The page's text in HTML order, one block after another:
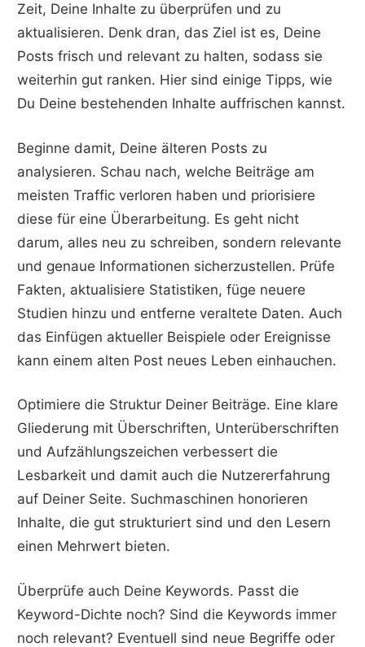
Zeit, Deine Inhalte zu überprüfen und zu
aktualisieren. Denk dran, das Ziel ist es, Deine
Posts frisch und relevant zu halten, sodass sie
weiterhin gut ranken. Hier sind einige Tipps, wie
Du Deine bestehenden Inhalte auffrischen kannst.
Beginne damit, Deine älteren Posts zu
analysieren. Schau nach, welche Beiträge am
meisten Traffic verloren haben und priorisiere
diese für eine Überarbeitung. Es geht nicht
darum, alles neu zu schreiben, sondern relevante
und genaue Informationen sicherzustellen. Prüfe
Fakten, aktualisiere Statistiken, füge neuere
Studien hinzu und entferne veraltete Daten. Auch
das Einfügen aktueller Beispiele oder Ereignisse
kann einem alten Post neues Leben einhauchen.
Optimiere die Struktur Deiner Beiträge. Eine klare
Gliederung mit Überschriften, Unterüberschriften
und Aufzählungszeichen verbessert die
Lesbarkeit und damit auch die Nutzererfahrung
auf Deiner Seite. Suchmaschinen honorieren
Inhalte, die gut strukturiert sind und den Lesern
einen Mehrwert bieten.
Überprüfe auch Deine Keywords. Passt die
Keyword-Dichte noch? Sind die Keywords immer
noch relevant? Eventuell sind neue Begriffe oder